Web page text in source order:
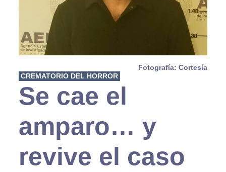
Fotografía: Cortesía
CREMATORIO DEL HORROR
Se cae el
amparo… y
revive el caso